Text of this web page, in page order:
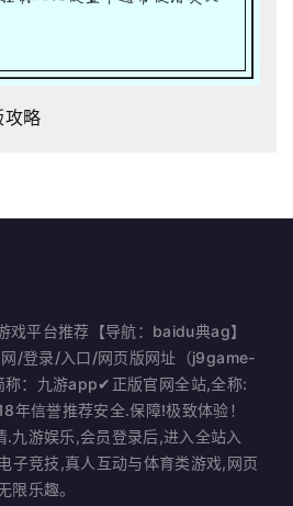
攻略
平台推荐【导航：baidu典ag】
/登录/入口/网页版网址（j9game-
：九游app✔正版官网全站,全称:
年信誉推荐安全.保障!极致体验！
.九游娱乐,会员登录后,进入全站入
子竞技,真人互动与体育类游戏,网页
限乐趣。